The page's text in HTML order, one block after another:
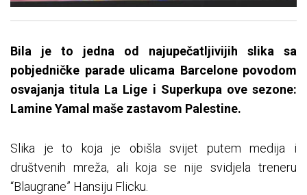
Bila je to jedna od najupečatljivijih slika sa
pobjedničke parade ulicama Barcelone povodom
osvajanja titula La Lige i Superkupa ove sezone:
Lamine Yamal maše zastavom Palestine.
Slika je to koja je obišla svijet putem medija i
društvenih mreža, ali koja se nije svidjela treneru
“Blaugrane” Hansiju Flicku.